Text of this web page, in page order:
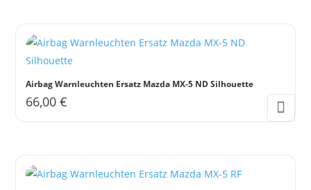
Airbag Warnleuchten Ersatz Mazda MX-5 ND Silhouette
66,00€